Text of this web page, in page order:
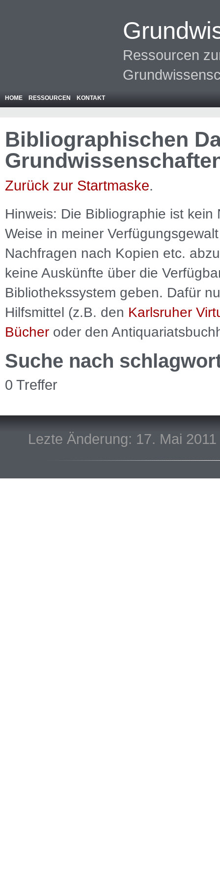
Ressourcen
HOME RESSOURCEN KONTAKT
Bibliographischen
Zurück zur Startmaske.
Hinweis: Die Bibliographie ist kein
Weise in meiner
Nachfragen nach Kopien etc.
keine Auskünfte über die
Bibliothekssystem geben. Dafür
Hilfsmittel (z.B. den Karlsruher
Bücher oder den
Suche nach
0 Treffer
Lezte Änderung: 17. Mai